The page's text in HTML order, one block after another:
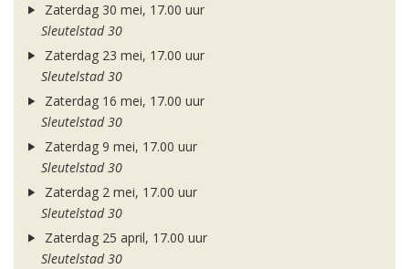
Zaterdag 30 mei, 17.00 uur
Sleutelstad 30
Zaterdag 23 mei, 17.00 uur
Sleutelstad 30
Zaterdag 16 mei, 17.00 uur
Sleutelstad 30
Zaterdag 9 mei, 17.00 uur
Sleutelstad 30
Zaterdag 2 mei, 17.00 uur
Sleutelstad 30
Zaterdag 25 april, 17.00 uur
Sleutelstad 30